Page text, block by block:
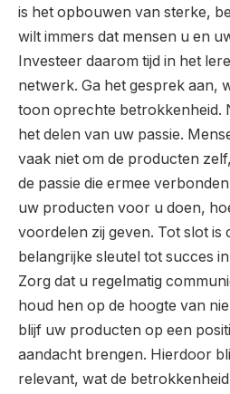
is het opbouwen van sterke,
wilt immers dat mensen u en
Investeer daarom tijd in het
netwerk. Ga het gesprek aan,
toon oprechte betrokkenheid.
het delen van uw passie.
vaak niet om de producten
de passie die ermee
uw producten voor u doen,
voordelen zij geven. Tot slot is
belangrijke sleutel tot succes
Zorg dat u regelmatig
houd hen op de hoogte van
blijf uw producten op een
aandacht brengen. Hierdoor
relevant, wat de